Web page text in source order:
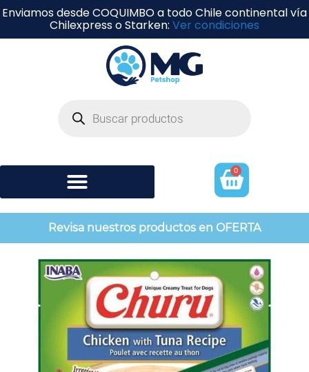
Enviamos desde COQUIMBO a todo Chile continental vía
Chilexpress o Starken: Ver condiciones
0
Revisa nuestros productos en OFERTA